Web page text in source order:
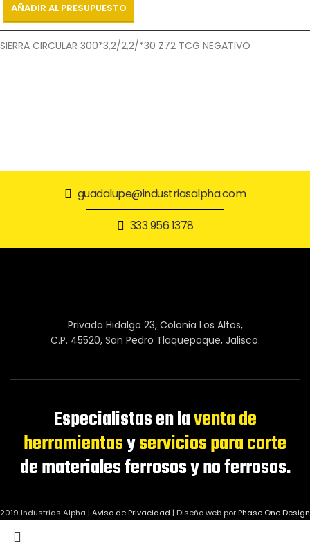
AÑADIR AL PRESUPUESTO
SIERRA CIRCULAR 300*3,2/2,2/*30 Z72 TCG NEGATIVO
guadalupe@industriasalpha.com
333 956 1378
Privada Hidalgo 23, Colonia Los Altos,
C.P. 45520, San Pedro Tlaquepaque, Jalisco.
Especialistas en laventa de
herramientasyservicios para corte
de materiales ferrosos y no ferrosos.
2019 Industrias Alpha | Aviso de Privacidad | Diseño web porPhase One Design